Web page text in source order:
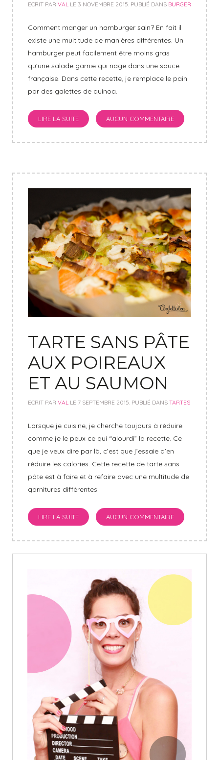
ECRIT PAR VAL LE 3 NOVEMBRE 2015. PUBLIÉ DANS BURGER
Comment manger un hamburger sain? En fait il
existe une multitude de manières différentes. Un
hamburger peut facilement être moins gras
qu’une salade garnie qui nage dans une sauce
française. Dans cette recette, je remplace le pain
par des galettes de quinoa.
LIRE LA SUITE AUCUN COMMENTAIRE
TARTE SANS PÂTE
AUX POIREAUX
ET AU SAUMON
ECRIT PAR VAL LE 7 SEPTEMBRE 2015 . PUBLIÉ DANS TARTES
Lorsque je cuisine, je cherche toujours à réduire
comme je le peux ce qui “alourdi” la recette. Ce
que je veux dire par là, c’est que j’essaie d’en
réduire les calories. Cette recette de tarte sans
pâte est à faire et à refaire avec une multitude de
garnitures différentes.
LIRE LA SUITE AUCUN COMMENTAIRE